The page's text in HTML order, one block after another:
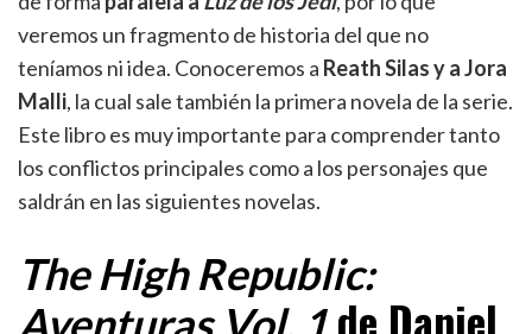
veremos un fragmento de historia del que no
teníamos ni idea. Conoceremos a Reath Silas y a Jora
Malli, la cual sale también la primera novela de la serie.
Este libro es muy importante para comprender tanto
los conflictos principales como a los personajes que
saldrán en las siguientes novelas.
The High Republic:
de Daniel